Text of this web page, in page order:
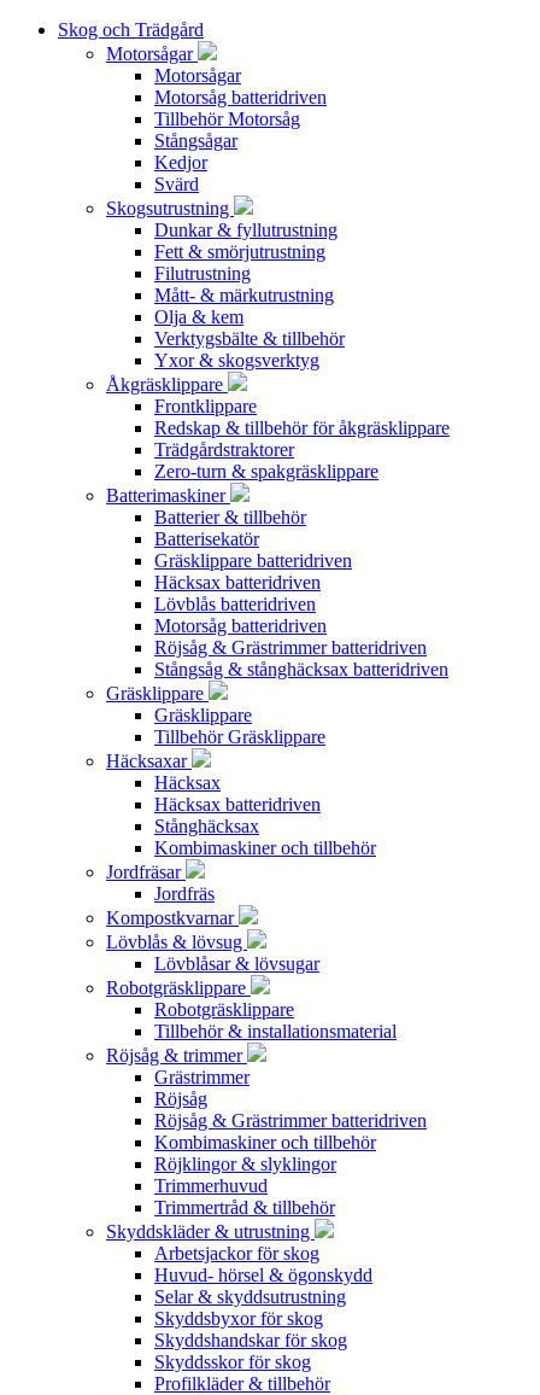
Skog och Trädgård
Motorsågar
Motorsågar
Motorsåg batteridriven
Tillbehör Motorsåg
Stångsågar
Kedjor
Svärd
Skogsutrustning
Dunkar & fyllutrustning
Fett & smörjutrustning
Filutrustning
Mått- & märkutrustning
Olja & kem
Verktygsbälte & tillbehör
Yxor & skogsverktyg
Åkgräsklippare
Frontklippare
Redskap & tillbehör för åkgräsklippare
Trädgårdstraktorer
Zero-turn & spakgräsklippare
Batterimaskiner
Batterier & tillbehör
Batterisekatör
Gräsklippare batteridriven
Häcksax batteridriven
Lövblås batteridriven
Motorsåg batteridriven
Röjsåg & Grästrimmer batteridriven
Stångsåg & stånghäcksax batteridriven
Gräsklippare
Gräsklippare
Tillbehör Gräsklippare
Häcksaxar
Häcksax
Häcksax batteridriven
Stånghäcksax
Kombimaskiner och tillbehör
Jordfräsar
Jordfräs
Kompostkvarnar
Lövblås & lövsug
Lövblåsar & lövsugar
Robotgräsklippare
Robotgräsklippare
Tillbehör & installationsmaterial
Röjsåg & trimmer
Grästrimmer
Röjsåg
Röjsåg & Grästrimmer batteridriven
Kombimaskiner och tillbehör
Röjklingor & slyklingor
Trimmerhuvud
Trimmertråd & tillbehör
Skyddskläder & utrustning
Arbetsjackor för skog
Huvud- hörsel & ögonskydd
Selar & skyddsutrustning
Skyddsbyxor för skog
Skyddshandskar för skog
Skyddsskor för skog
Profilkläder & tillbehör